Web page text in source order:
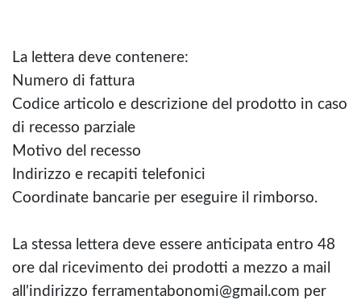
La lettera deve contenere:
Numero di fattura
Codice articolo e descrizione del prodotto in caso
di recesso parziale
Motivo del recesso
Indirizzo e recapiti telefonici
Coordinate bancarie per eseguire il rimborso.
La stessa lettera deve essere anticipata entro 48
ore dal ricevimento dei prodotti a mezzo a mail
all'indirizzo ferramentabonomi@gmail.com per